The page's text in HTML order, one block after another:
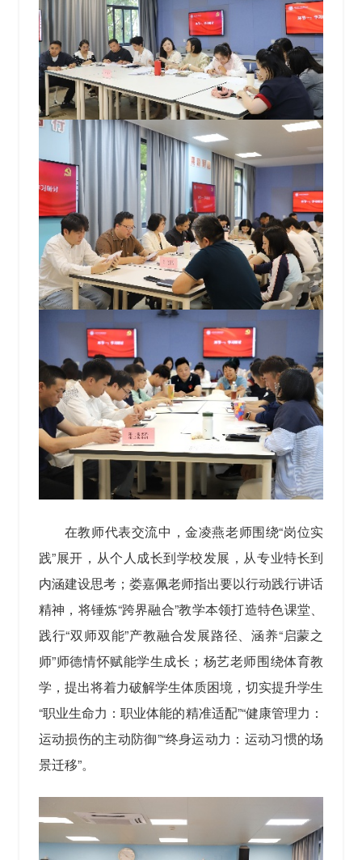
在教师代表交流中，金凌燕老师围绕“岗位实
践”展开，从个人成长到学校发展，从专业特长到
内涵建设思考；娄嘉佩老师指出要以行动践行讲话
精神，将锤炼“跨界融合”教学本领打造特色课堂、
践行“双师双能”产教融合发展路径、涵养“启蒙之
师”师德情怀赋能学生成长；杨艺老师围绕体育教
学，提出将着力破解学生体质困境，切实提升学生
“职业生命力：职业体能的精准适配”“健康管理力：
运动损伤的主动防御”“终身运动力：运动习惯的场
景迁移”。